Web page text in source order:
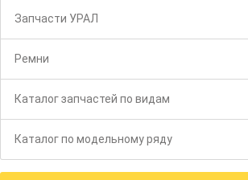
Запчасти УРАЛ
Ремни
Каталог запчастей по видам
Каталог по модельному ряду